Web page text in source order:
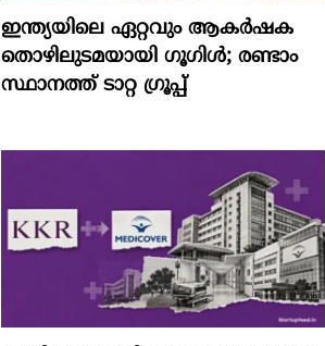
ഇന്ത്യയിലെ ഏറ്റവും ആകര്‍ഷക
തൊഴിലുടമയായി ഗൂഗിള്‍; രണ്ടാം
സ്ഥാനത്ത് ടാറ്റ ഗ്രൂപ്പ്